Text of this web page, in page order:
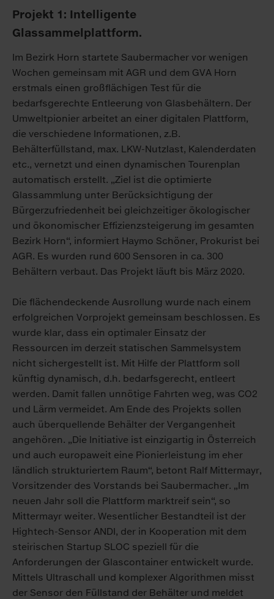
Projekt 1: Intelligente
Glassammelplattform.
Im Bezirk Horn startete Saubermacher vor wenigen
Wochen gemeinsam mit AGR und dem GVA Horn
erstmals einen großflächigen Test für die
bedarfsgerechte Entleerung von Glasbehältern. Der
Umweltpionier arbeitet an einer digitalen Plattform,
die verschiedene Informationen, z.B.
Behälterfüllstand, max. LKW-Nutzlast, Kalenderdaten
etc., vernetzt und einen dynamischen Tourenplan
automatisch erstellt. „Ziel ist die optimierte
Glassammlung unter Berücksichtigung der
Bürgerzufriedenheit bei gleichzeitiger ökologischer
und ökonomischer Effizienzsteigerung im gesamten
Bezirk Horn“, informiert Haymo Schöner, Prokurist bei
AGR. Es wurden rund 600 Sensoren in ca. 300
Behältern verbaut. Das Projekt läuft bis März 2020.
Die flächendeckende Ausrollung wurde nach einem
erfolgreichen Vorprojekt gemeinsam beschlossen. Es
wurde klar, dass ein optimaler Einsatz der
Ressourcen im derzeit statischen Sammelsystem
nicht sichergestellt ist. Mit Hilfe der Plattform soll
künftig dynamisch, d.h. bedarfsgerecht, entleert
werden. Damit fallen unnötige Fahrten weg, was CO2
und Lärm vermeidet. Am Ende des Projekts sollen
auch überquellende Behälter der Vergangenheit
angehören. „Die Initiative ist einzigartig in Österreich
und auch europaweit eine Pionierleistung im eher
ländlich strukturiertem Raum“, betont Ralf Mittermayr,
Vorsitzender des Vorstands bei Saubermacher. „Im
neuen Jahr soll die Plattform marktreif sein“, so
Mittermayr weiter. Wesentlicher Bestandteil ist der
Hightech-Sensor ANDI, der in Kooperation mit dem
steirischen Startup SLOC speziell für die
Anforderungen der Glascontainer entwickelt wurde.
Mittels Ultraschall und komplexer Algorithmen misst
der Sensor den Füllstand der Behälter und meldet